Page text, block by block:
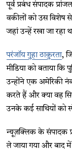
पूर्व प्रबंध संपादक
वकीलों को उस विशेष
जहां उन्हें रखा जा रहा
परंजॉय गुहा ठाकुरता,
मीडिया को बताया
उन्होंने एक अमेरिकी
करते हैं और क्या वह
उनके कई साथियों को
न्यूज़क्लिक के संपादक
ले जाया गया और बाद